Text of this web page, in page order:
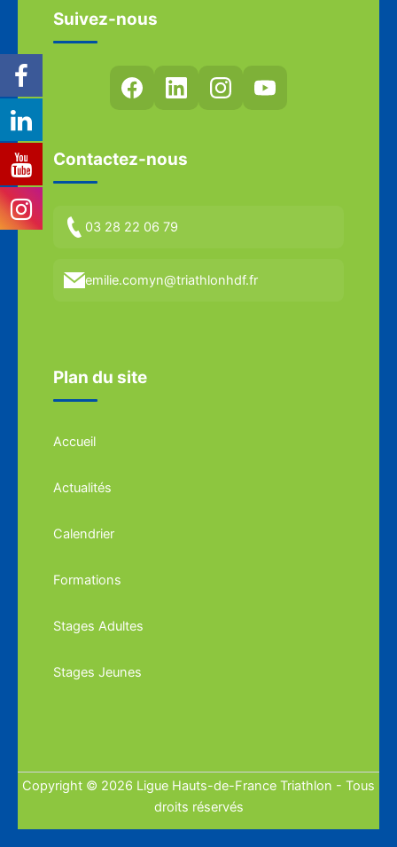
Suivez-nous
Contactez-nous
03 28 22 06 79
emilie.comyn@triathlonhdf.fr
Plan du site
Accueil
Actualités
Calendrier
Formations
Stages Adultes
Stages Jeunes
Copyright © 2026 Ligue Hauts-de-France Triathlon - Tous
droits réservés